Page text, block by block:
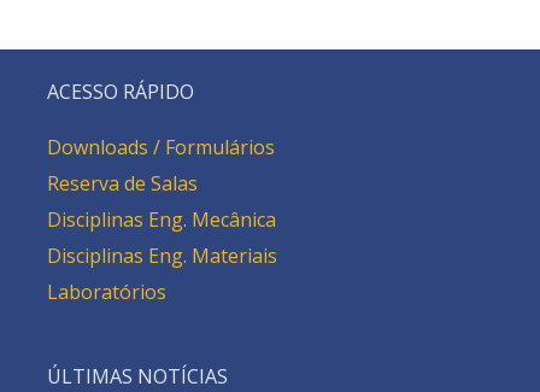
ACESSO RÁPIDO
Downloads / Formulários
Reserva de Salas
Disciplinas Eng. Mecânica
Disciplinas Eng. Materiais
Laboratórios
ÚLTIMAS NOTÍCIAS